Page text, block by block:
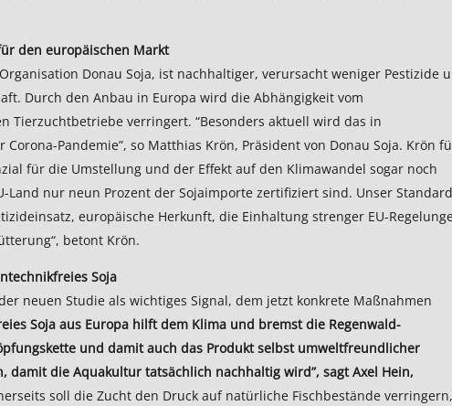
den europäischen Markt
Donau Soja, ist nachhaltiger, verursacht weniger Pestizide
Durch den Anbau in Europa wird die Abhängigkeit vom
Tierzuchtbetriebe verringert. “Besonders aktuell wird das in
Pandemie”, so Matthias Krön, Präsident von Donau Soja. Krön
für die Umstellung und der Effekt auf den Klimawandel sogar noch
Land nur neun Prozent der Sojaimporte zertifiziert sind. Unser Standard
europäische Herkunft, die Einhaltung strenger EU-
betont Krön.
Soja
neuen Studie als wichtiges Signal, dem jetzt konkrete Maßnahmen
Soja aus Europa hilft dem Klima und bremst die Regenwald-
und damit auch das Produkt selbst umweltfreundlicher
damit die Aquakultur tatsächlich nachhaltig wird”, sagt Axel Hein,
soll die Zucht den Druck auf natürliche Fischbestände verringern,